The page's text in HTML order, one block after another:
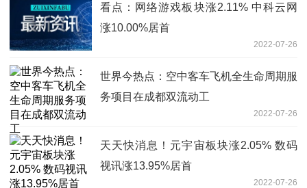
看点：网络游戏板块涨2.11% 中科云网
涨10.00%居首
2022-07-26
世界今热点：空中客车飞机全生命周期服
务项目在成都双流动工
2022-07-26
天天快消息！元宇宙板块涨2.05% 数码
视讯涨13.95%居首
2022-07-26